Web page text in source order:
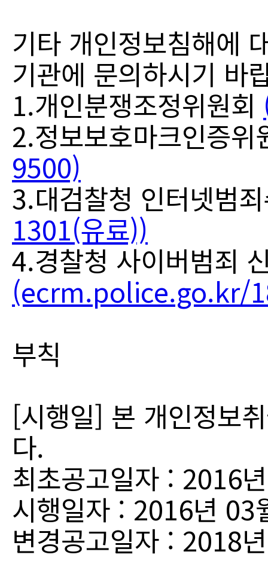
기타 개인정보침해에
기관에 문의하시기 바
1.개인분쟁조정위원회
2.정보보호마크인증
9500)
3.대검찰청 인터넷범
1301(유료))
4.경찰청 사이버범죄
(ecrm.police.go.kr/
부칙
[시행일] 본 개인정보
다.
최초공고일자 : 2016
시행일자 : 2016년 03
변경공고일자 : 2018